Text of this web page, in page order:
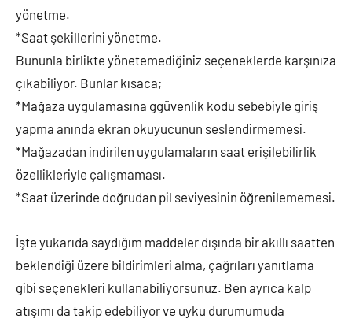
yönetme.
*Saat şekillerini yönetme.
Bununla birlikte yönetemediğiniz seçeneklerde karşınıza
çıkabiliyor. Bunlar kısaca;
*Mağaza uygulamasına ggüvenlik kodu sebebiyle giriş
yapma anında ekran okuyucunun seslendirmemesi.
*Mağazadan indirilen uygulamaların saat erişilebilirlik
özellikleriyle çalışmaması.
*Saat üzerinde doğrudan pil seviyesinin öğrenilememesi.
İşte yukarıda saydığım maddeler dışında bir akıllı saatten
beklendiği üzere bildirimleri alma, çağrıları yanıtlama
gibi seçenekleri kullanabiliyorsunuz. Ben ayrıca kalp
atışımı da takip edebiliyor ve uyku durumumuda